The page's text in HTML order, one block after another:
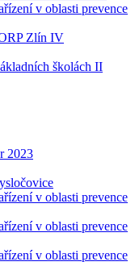
v oblasti prevence
Zlín IV
školách II
2023
v oblasti prevence
v oblasti prevence
v oblasti prevence